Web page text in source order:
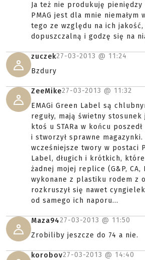
Ja też nie produkuję
PMAG jest dla mnie niemałym
tego ze względu na ich jakość,
dopuszczalną i godzę się na
zuczek27-03-2013 @ 11:24
Bzdury
ZeeMike27-03-2013 @ 11:32
EMAGi Green Label są
reguły, mają świetny
ktoś u STARa w końcu
i stworzył sprawne magazynki.
wcześniejsze twory w postaci
Label, długich i krótkich, które
żadnej mojej replice (G&P, CA,
wykonane z plastiku rodem z
rozkruszył się nawet
od samego ich naporu...
Maza9427-03-2013 @ 11:50
Zrobiliby jeszcze do 74 a nie.
korobov27-03-2013 @ 14:40